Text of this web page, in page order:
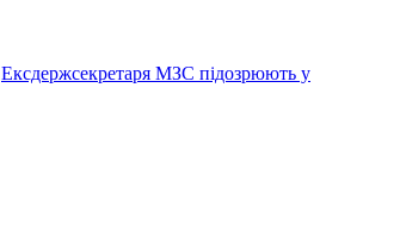
Ексдержсекретаря МЗС підозрюють у